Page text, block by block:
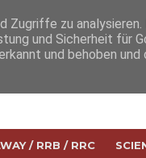
/ RRB / RRC
Zugriffe zu analysieren.
und Sicherheit für
und behoben und